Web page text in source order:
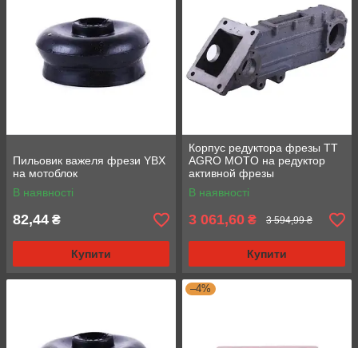
Пильовик важеля фрези YBX
на мотоблок
В наявності
82,44 ₴
Купити
Корпус редуктора фрезы TT
AGRO MOTO на редуктор
активной фрезы
В наявності
3 061,60 ₴ 3 594,99 ₴
Купити
–4%